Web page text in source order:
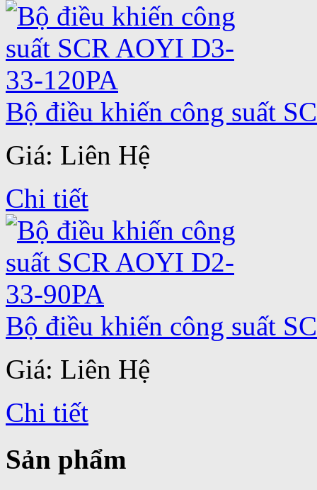
Bộ điều khiến công suất
Giá: Liên Hệ
Chi tiết
Bộ điều khiến công suất
Giá: Liên Hệ
Chi tiết
Sản phẩm